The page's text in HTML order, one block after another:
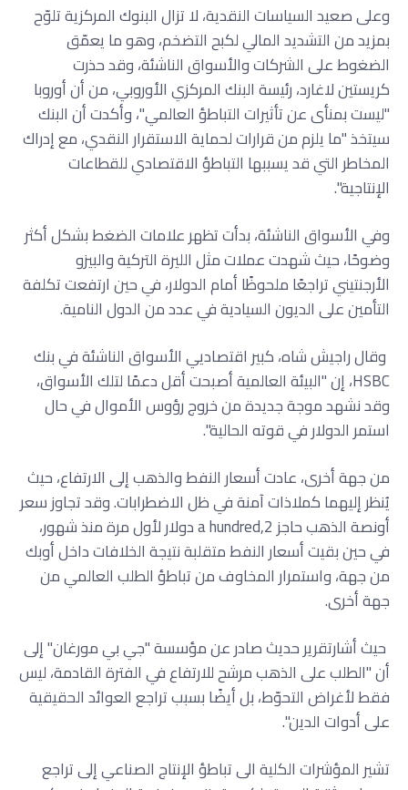
وعلى صعيد السياسات النقدية، لا تزال البنوك المركزية تلوّح
بمزيد من التشديد المالي لكبح التضخم، وهو ما يعمّق
الضغوط على الشركات والأسواق الناشئة، وقد حذرت
كريستين لاغارد، رئيسة البنك المركزي الأوروبي، من أن أوروبا
"ليست بمنأى عن تأثيرات التباطؤ العالمي"، وأكدت أن البنك
سيتخذ "ما يلزم من قرارات لحماية الاستقرار النقدي، مع إدراك
المخاطر التي قد يسببها التباطؤ الاقتصادي للقطاعات
الإنتاجية".
وفي الأسواق الناشئة، بدأت تظهر علامات الضغط بشكل أكثر
وضوحًا، حيث شهدت عملات مثل الليرة التركية والبيزو
الأرجنتيني تراجعًا ملحوظًا أمام الدولار، في حين ارتفعت تكلفة
التأمين على الديون السيادية في عدد من الدول النامية.
وقال راجيش شاه، كبير اقتصاديي الأسواق الناشئة في بنك
HSBC، إن "البيئة العالمية أصبحت أقل دعمًا لتلك الأسواق،
وقد نشهد موجة جديدة من خروج رؤوس الأموال في حال
استمر الدولار في قوته الحالية".
من جهة أخرى، عادت أسعار النفط والذهب إلى الارتفاع، حيث
يُنظر إليهما كملاذات آمنة في ظل الاضطرابات. وقد تجاوز سعر
أونصة الذهب حاجز 2,a hundred دولار لأول مرة منذ شهور،
في حين بقيت أسعار النفط متقلبة نتيجة الخلافات داخل أوبك
من جهة، واستمرار المخاوف من تباطؤ الطلب العالمي من
جهة أخرى.
حيث أشارتقرير حديث صادر عن مؤسسة "جي بي مورغان" إلى
أن "الطلب على الذهب مرشح للارتفاع في الفترة القادمة، ليس
فقط لأغراض التحوّط، بل أيضًا بسبب تراجع العوائد الحقيقية
على أدوات الدين".
تشير المؤشرات الكلية الى تباطؤ الإنتاج الصناعي إلى تراجع